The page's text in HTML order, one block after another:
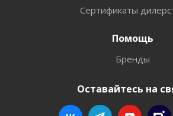
Сертификаты
Помощь
Бренды
Оставайтесь на